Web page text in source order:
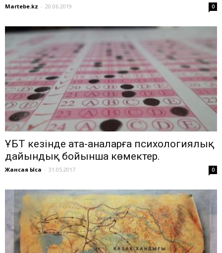
Martebe.kz - 20.06.2019 0
ҰБТ кезінде ата-аналарға психологиялық
дайындық бойынша көмектер.
Жансая Ысқақ - 31.05.2017 0